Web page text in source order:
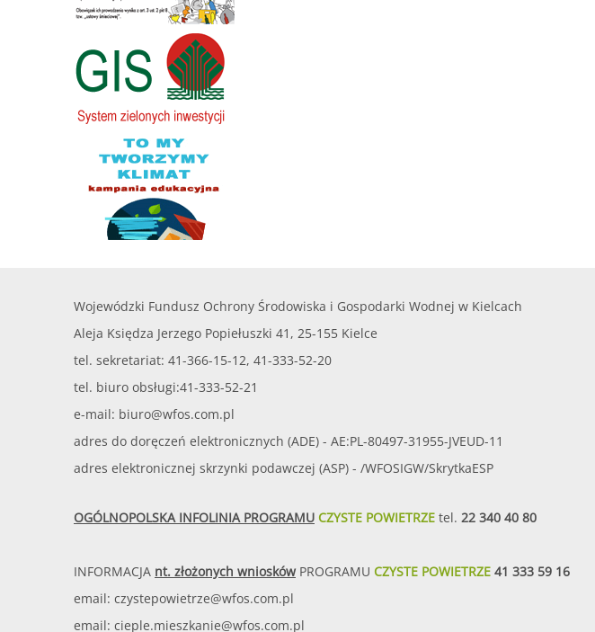
Wojewódzki Fundusz Ochrony Środowiska i Gospodarki Wodnej w Kielcach
Aleja Księdza Jerzego Popiełuszki 41, 25-155 Kielce
tel. sekretariat: 41-366-15-12, 41-333-52-20
tel. biuro obsługi:41-333-52-21
e-mail: biuro@wfos.com.pl
adres do doręczeń elektronicznych (ADE) - AE:PL-80497-31955-JVEUD-11
adres elektronicznej skrzynki podawczej (ASP) - /WFOSIGW/SkrytkaESP
OGÓLNOPOLSKA INFOLINIA PROGRAMU CZYSTE POWIETRZE tel. 22 340 40 80
INFORMACJA nt. złożonych wniosków PROGRAMU CZYSTE POWIETRZE 41 333 59 16
email: czystepowietrze@wfos.com.pl
email: cieple.mieszkanie@wfos.com.pl